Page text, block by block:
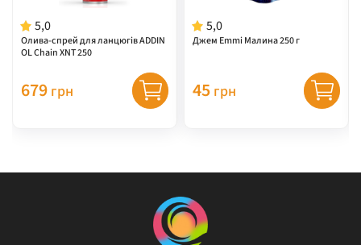
5,0
Олива-спрей для ланцюгів ADDIN
OL Chain XNT 250
679 грн
5,0
Джем Emmi Малина 250 г
45 грн